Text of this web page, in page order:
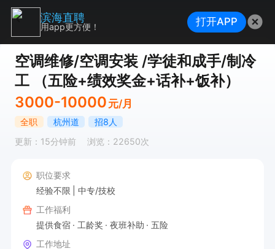
空调维修/空调安装 /学徒和成手/制冷
工 （五险+绩效奖金+话补+饭补）
3000-10000 元/月
全职 杭州道
招8人
更新：15分钟前
浏览：22650次
职位要求
经验不限
中专/技校
工作福利
提供食宿
工龄奖 夜班补助
五险
工作地址
滨海直聘
用app更方便！ 打开APP